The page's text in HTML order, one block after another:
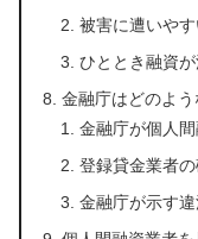
被害に遭いや
ひととき融資
金融庁はどのよ
金融庁が個人
登録貸金業者
金融庁が示す